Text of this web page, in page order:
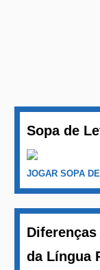
Sopa de
JOGAR SOPA
da Língua